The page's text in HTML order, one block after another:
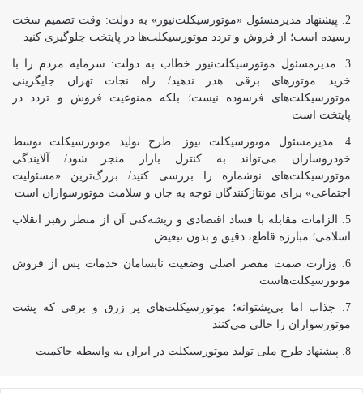
پیشنهاد مدیرمسئول «موتورسیکلت‌نیوز» به دولت: وقت تصمیم سخت
رسیده است؛ از فروش و تردد موتورسیکلت‌ها در پایتخت جلوگیری کنید
مدیرمسئول موتورسیکلت‌نیوز خطاب به دولت: سرمایه مردم را با
خرید موتورهای برقی هدر ندهید/ راه نجات تهران جایگزینی
موتورسیکلت‌های فرسوده نیست؛ بلکه ممنوعیت فروش و تردد در
پایتخت است
مدیرمسئول موتورسیکلت نیوز: طرح تولید موتورسیکلت توسط
خودروسازان می‌تواند به کنترل بازار منجر شود/ آلایندگی
موتورسیکلت‌های نوشماره را بررسی کنید/ بزرگ‌ترین «مسئولیت
اجتماعی» برای مونتاژکنندگان توجه به جان و سلامت موتورسواران است
الزامات مقابله با فساد اقتصادی و ریشه‌کنی آن از منظر رهبر انقلاب
اسلامی؛ مبارزه قاطع، دقیق و بدون تبعیض
وزارت صمت مقصر اصلی وضعیت نابسامان خدمات پس از فروش
موتورسیکلت‌هاست
جذاب اما بی‌پشتوانه؛ موتورسیکلت‌های پر زرق‌ و برقی که پشت
موتورسواران را خالی می‌کنند
پیشنهاد طرح ملی تولید موتورسیکلت در ایران به واسطه حاکمیت